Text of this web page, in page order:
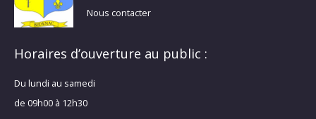
Nous contacter
Horaires d’ouverture au public :
Du lundi au samedi
de 09h00 à 12h30